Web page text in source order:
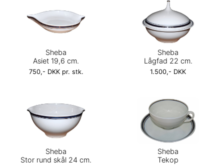
Sheba
Asiet 19,6 cm.
750,- DKK pr. stk.
Sheba
Lågfad 22 cm.
1.500,- DKK
Sheba
Stor rund skål 24 cm.
Sheba
Tekop